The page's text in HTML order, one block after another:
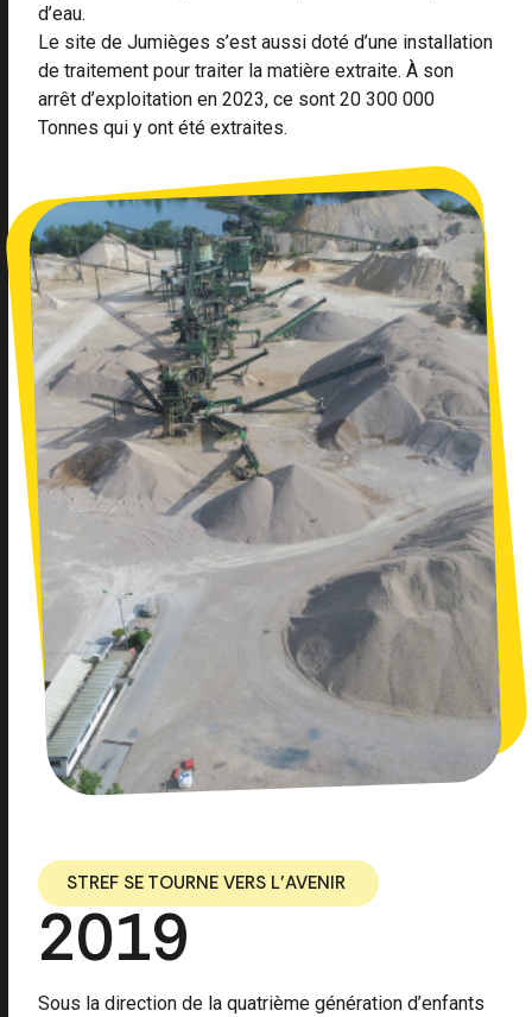
d’eau.
Le site de Jumièges s’est aussi doté d’une installation
de traitement pour traiter la matière extraite. À son
arrêt d’exploitation en 2023, ce sont 20 300 000
Tonnes qui y ont été extraites.
STREF SE TOURNE VERS L’AVENIR
2019
Sous la direction de la quatrième génération d’enfants